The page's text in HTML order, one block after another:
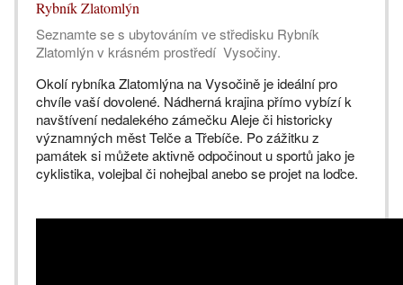
Rybník Zlatomlýn
Seznamte se s ubytováním ve středisku Rybník
Zlatomlýn v krásném prostředí Vysočiny.
Okolí rybníka Zlatomlýna na Vysočině je ideální pro
chvíle vaší dovolené. Nádherná krajina přímo vybízí k
navštívení nedalekého zámečku Aleje či historicky
významných měst Telče a Třebíče. Po zážitku z
památek si můžete aktivně odpočinout u sportů jako je
cyklistika, volejbal či nohejbal anebo se projet na loďce.